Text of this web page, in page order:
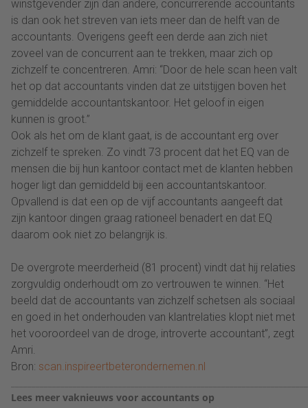
winstgevender zijn dan andere, concurrerende accountants
is dan ook het streven van iets meer dan de helft van de
accountants. Overigens geeft een derde aan zich niet
zoveel van de concurrent aan te trekken, maar zich op
zichzelf te concentreren. Amri: “Door de hele scan heen valt
het op dat accountants vinden dat ze uitstijgen boven het
gemiddelde accountantskantoor. Het geloof in eigen
kunnen is groot.”
Ook als het om de klant gaat, is de accountant erg over
zichzelf te spreken. Zo vindt 73 procent dat het EQ van de
mensen die bij hun kantoor contact met de klanten hebben
hoger ligt dan gemiddeld bij een accountantskantoor.
Opvallend is dat een op de vijf accountants aangeeft dat
zijn kantoor dingen graag rationeel benadert en dat EQ
daarom ook niet zo belangrijk is.
De overgrote meerderheid (81 procent) vindt dat hij relaties
zorgvuldig onderhoudt om zo vertrouwen te winnen. “Het
beeld dat de accountants van zichzelf schetsen als sociaal
en goed in het onderhouden van klantrelaties klopt niet met
het vooroordeel van de droge, introverte accountant”, zegt
Amri.
Bron: scan.inspireertbeterondernemen.nl
Lees meer vaknieuws voor accountants op